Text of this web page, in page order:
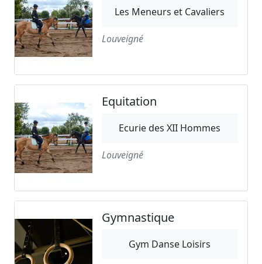
Les Meneurs et Cavaliers
Louveigné
Equitation
Ecurie des XII Hommes
Louveigné
Gymnastique
Gym Danse Loisirs